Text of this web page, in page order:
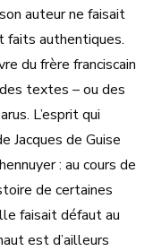
auteur ne faisait
faits authentiques.
du frère franciscain
textes – ou des
L’esprit qui
Jacques de Guise
: au cours de
de certaines
faisait défaut au
est d’ailleurs